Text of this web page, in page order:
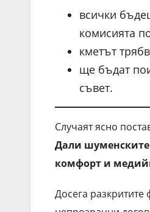
всички
комисията
кметът
ще бъдат
съвет.
Случаят ясно
Дали
комфорт и
Досега разкритите